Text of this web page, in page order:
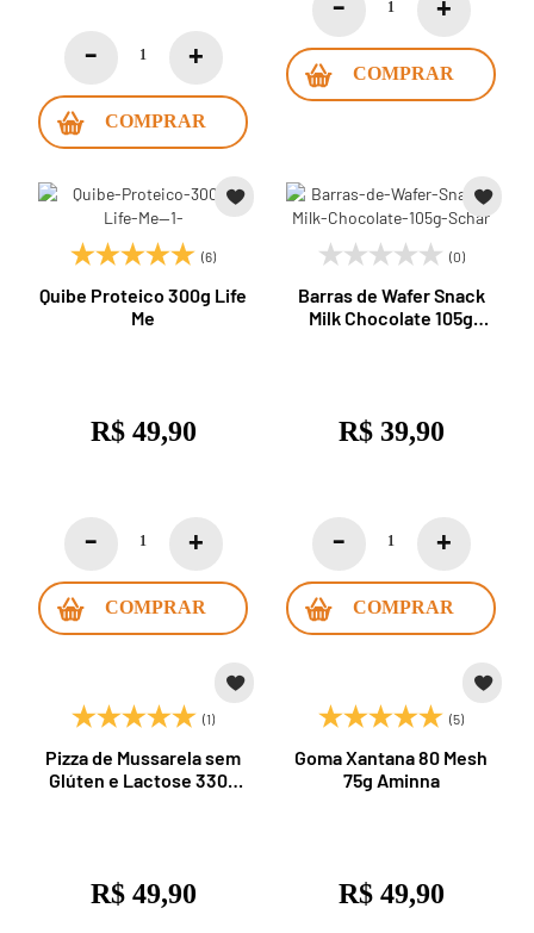
COMPRAR
COMPRAR
(6)
Quibe Proteico 300g Life
Me
R$ 49,90
COMPRAR
(0)
Barras de Wafer Snack
Milk Chocolate 105g
R$ 39,90
COMPRAR
(1)
Pizza de Mussarela sem
Glúten e Lactose 330g
R$ 49,90
(5)
Goma Xantana 80 Mesh
75g Aminna
R$ 49,90